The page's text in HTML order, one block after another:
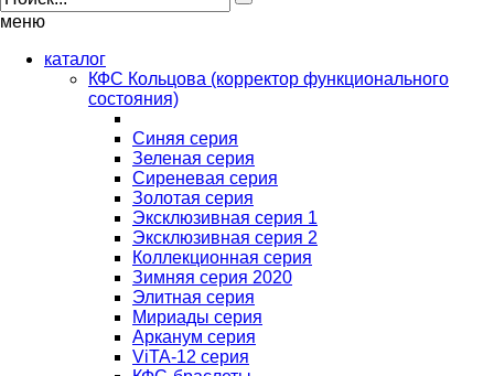
меню
каталог
КФС Кольцова (корректор функционального
состояния)
Синяя серия
Зеленая серия
Сиреневая серия
Золотая серия
Эксклюзивная серия 1
Эксклюзивная серия 2
Коллекционная серия
Зимняя серия 2020
Элитная серия
Мириады серия
Арканум серия
ViTA-12 серия